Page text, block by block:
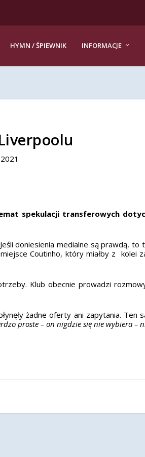
HYMN / ŚPIEWNIK INFORMACJE
spekulacji transferowych
doniesienia medialne są prawdą, to
Coutinho, który miałby z kolei
Klub obecnie prowadzi
żadne oferty ani zapytania. Ten
proste – on nigdzie się nie wybiera –